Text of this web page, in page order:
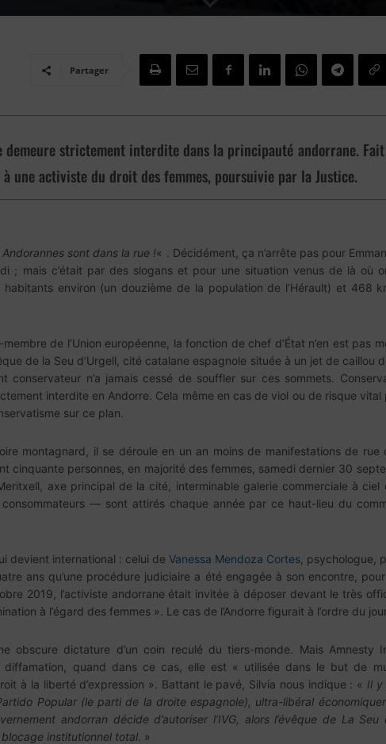
Partager
demeure strictement interdite dans la principauté andorrane.
une activiste du droit des femmes, poursuivie par la Justice.
sont dans la rue !« . Décidément, ça n’arrête pas pour
; mais c’était par des slogans et pour une situation venus de là où
environ (un douzième de la population de l’Hérault) et 468
de l’Union européenne, la fonction de chef d’État n’en est pas
de la Seu d’Urgell, cité catalane espagnole située à un jet de
conservateur n’a jamais cessé de souffler sur ces sommets.
interdite en Andorre. Cela même en cas de viol ou de risque vital
sur ce plan.
montagnard, il se déroule en un an moins de manifestations de rue
cinquante personnes, en majorité des femmes, samedi dernier 30
axe principal de la cité, interminable galerie commerciale à
— sont attirés chaque année par ce haut-lieu du
devient international : celui deVanessa Mendoza Cortes , psychologue,
ans qu’une procédure judiciaire a été engagée à son encontre,
2019, l’activiste andorrane était invitée à déposer devant le très
à l’égard des femmes ». Le cas de l’Andorre figurait à l’ordre du
obscure dictature d’un coin reculé du tiers-monde. Mais
quand dans ce cas, elle est « utilisée dans le but de
à la liberté d’expression ». Battant le pavé, Silvia nous indique : « Il y
Popular (le parti de la droite espagnole), ultra-libéral
andorran décide d’autoriser l’IVG, alors l’évêque de La
institutionnel total. »